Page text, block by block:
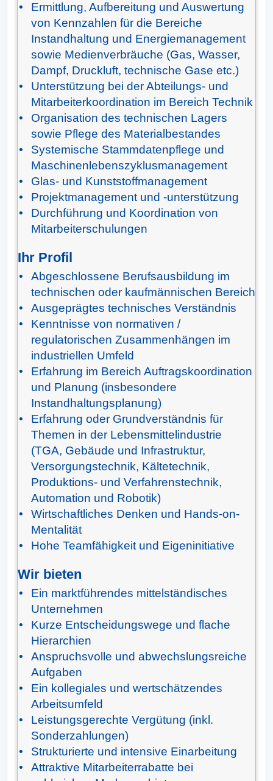
Ermittlung, Aufbereitung und Auswertung
von Kennzahlen für die Bereiche
Instandhaltung und Energiemanagement
sowie Medienverbräuche (Gas, Wasser,
Dampf, Druckluft, technische Gase etc.)
Unterstützung bei der Abteilungs- und
Mitarbeiterkoordination im Bereich Technik
Organisation des technischen Lagers
sowie Pflege des Materialbestandes
Systemische Stammdatenpflege und
Maschinenlebenszyklusmanagement
Glas- und Kunststoffmanagement
Projektmanagement und -unterstützung
Durchführung und Koordination von
Mitarbeiterschulungen
Ihr Profil
Abgeschlossene Berufsausbildung im
technischen oder kaufmännischen Bereich
Ausgeprägtes technisches Verständnis
Kenntnisse von normativen /
regulatorischen Zusammenhängen im
industriellen Umfeld
Erfahrung im Bereich Auftragskoordination
und Planung (insbesondere
Instandhaltungsplanung)
Erfahrung oder Grundverständnis für
Themen in der Lebensmittelindustrie
(TGA, Gebäude und Infrastruktur,
Versorgungstechnik, Kältetechnik,
Produktions- und Verfahrenstechnik,
Automation und Robotik)
Wirtschaftliches Denken und Hands-on-
Mentalität
Hohe Teamfähigkeit und Eigeninitiative
Wir bieten
Ein marktführendes mittelständisches
Unternehmen
Kurze Entscheidungswege und flache
Hierarchien
Anspruchsvolle und abwechslungsreiche
Aufgaben
Ein kollegiales und wertschätzendes
Arbeitsumfeld
Leistungsgerechte Vergütung (inkl.
Sonderzahlungen)
Strukturierte und intensive Einarbeitung
Attraktive Mitarbeiterrabatte bei